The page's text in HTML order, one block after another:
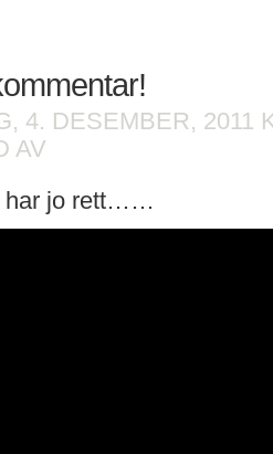
4. DESEMBER, 2011
AV
har jo rett……